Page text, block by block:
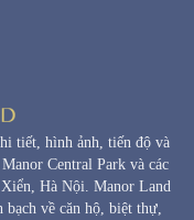
tiết, hình ảnh, tiến độ và
Central Park và các
Hà Nội. Manor Land
về căn hộ, biệt thự,